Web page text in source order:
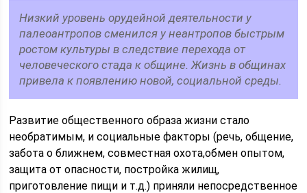
Низкий уровень орудейной деятельности у
палеоантропов сменился у неантропов быстрым
ростом культуры в следствие перехода от
человеческого стада к общине. Жизнь в общинах
привела к появлению новой, социальной среды.
Развитие общественного образа жизни стало
необратимым, и социальные факторы (речь, общение,
забота о ближнем, совместная охота,обмен опытом,
защита от опасности, постройка жилищ,
приготовление пищи и т.д.) приняли непосредственное